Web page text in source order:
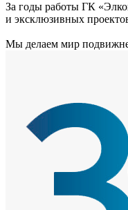
За годы работы ГК
и эксклюзивных
Мы делаем мир